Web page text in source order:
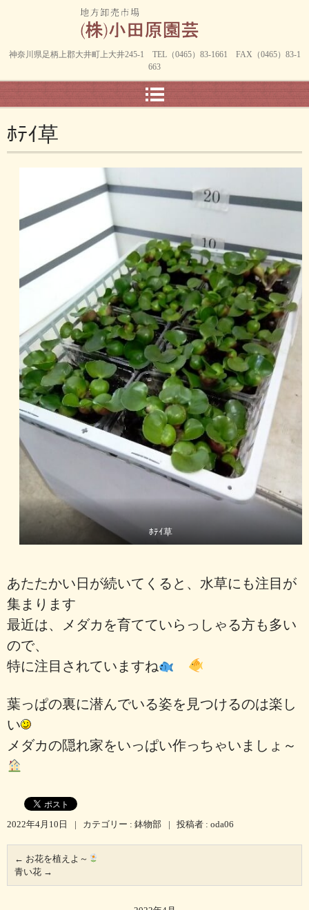
神奈川県足柄上郡大井町上大井245-1 TEL（0465）83-1661 FAX（0465）83-1
663
ﾎﾃｲ草
ﾎﾃｲ草
あたたかい日が続いてくると、水草にも注目が
集まります
最近は、メダカを育てていらっしゃる方も多い
ので、
特に注目されていますね
葉っぱの裏に潜んでいる姿を見つけるのは楽し
い
メダカの隠れ家をいっぱい作っちゃいましょ～
2022年4月10日 | カテゴリー : 鉢物部 | 投稿者 : oda06
← お花を植えよ～
青い花 →